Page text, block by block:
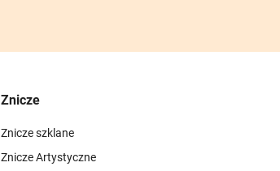
Znicze
Znicze szklane
Znicze Artystyczne